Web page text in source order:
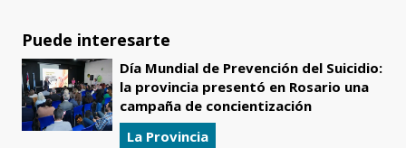
Puede interesarte
Día Mundial de Prevención del Suicidio:
la provincia presentó en Rosario una
campaña de concientización
La Provincia